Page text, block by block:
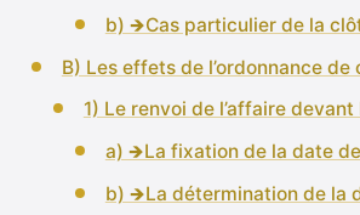
b) 🡺Cas particulier de la
B) Les effets de l’ordonnance de
1) Le renvoi de l’affaire
a) 🡺La fixation de la date de
b) 🡺La détermination de la